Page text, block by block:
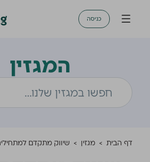
כניסה
המגזין
דף הבית > מגזין > שיווק מתקדם